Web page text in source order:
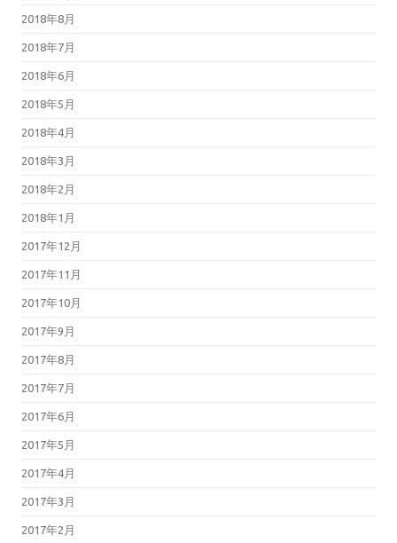
2018年8月
2018年7月
2018年6月
2018年5月
2018年4月
2018年3月
2018年2月
2018年1月
2017年12月
2017年11月
2017年10月
2017年9月
2017年8月
2017年7月
2017年6月
2017年5月
2017年4月
2017年3月
2017年2月